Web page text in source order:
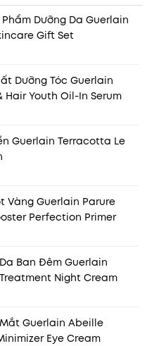
Dưỡng Da Guerlain
Gift Set
Dưỡng Tóc Guerlain
Youth Oil-In Serum
Guerlain Terracotta Le
Vàng Guerlain Parure
Perfection Primer
Ban Đêm Guerlain
Night Cream
Guerlain Abeille
Eye Cream